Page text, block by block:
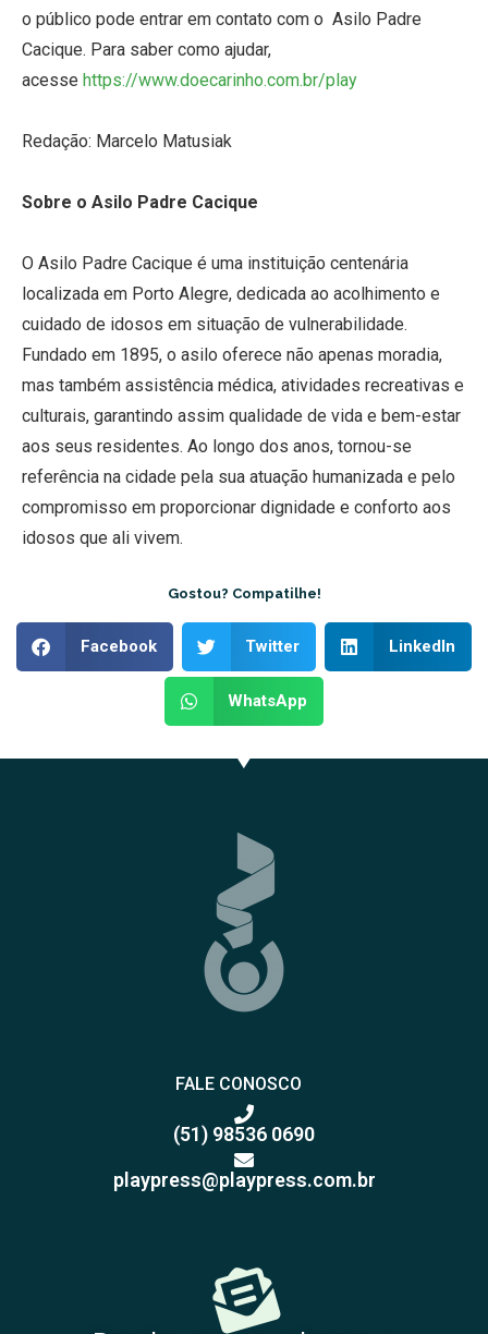
o público pode entrar em contato com o Asilo Padre
Cacique. Para saber como ajudar,
acesse https://www.doecarinho.com.br/play
Redação: Marcelo Matusiak
Sobre o Asilo Padre Cacique
O Asilo Padre Cacique é uma instituição centenária
localizada em Porto Alegre, dedicada ao acolhimento e
cuidado de idosos em situação de vulnerabilidade.
Fundado em 1895, o asilo oferece não apenas moradia,
mas também assistência médica, atividades recreativas e
culturais, garantindo assim qualidade de vida e bem-estar
aos seus residentes. Ao longo dos anos, tornou-se
referência na cidade pela sua atuação humanizada e pelo
compromisso em proporcionar dignidade e conforto aos
idosos que ali vivem.
Gostou? Compatilhe!
Facebook Twitter LinkedIn
WhatsApp
FALE CONOSCO
(51) 98536 0690
playpress@playpress.com.br